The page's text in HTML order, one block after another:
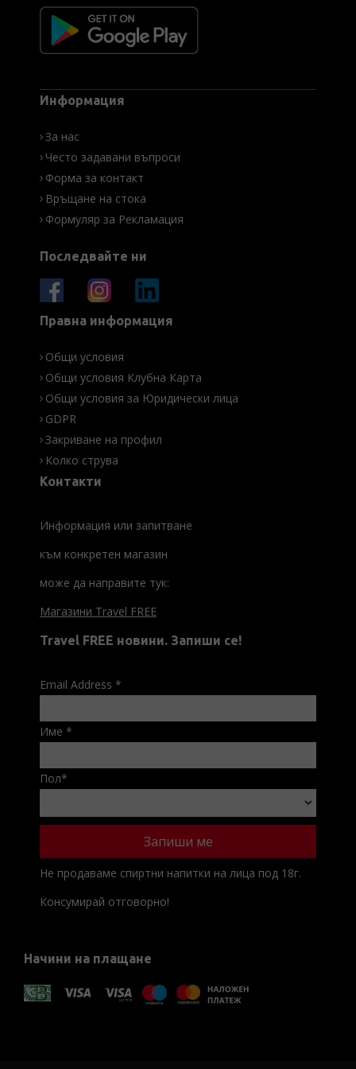
Информация
За нас
Често задавани въпроси
Форма за контакт
Връщане на стока
Формуляр за Рекламация
Последвайте ни
Правна информация
Общи условия
Общи условия Клубна Карта
Общи условия за Юридически лица
GDPR
Закриване на профил
Колко струва
Контакти
Информация или запитване
към конкретен магазин
може да направите тук:
Магазини Travel FREE
Travel FREE новини. Запиши се!
Email Address *
Име *
Пол*
Не продаваме спиртни напитки на лица под 18г.
Консумирай отговорно!
Начини на плащане